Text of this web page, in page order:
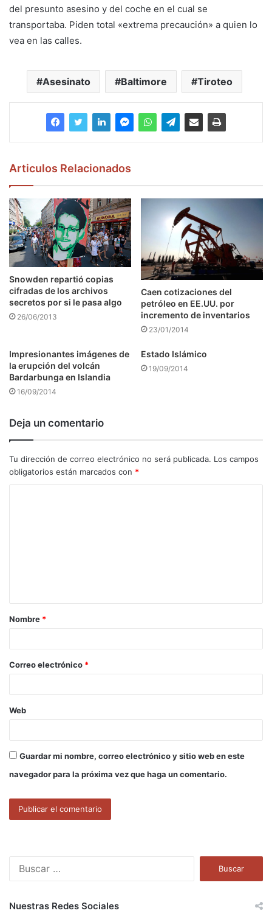
del presunto asesino y del coche en el cual se
transportaba. Piden total «extrema precaución» a quien lo
vea en las calles.
Asesinato Baltimore Tiroteo
Articulos Relacionados
Snowden repartió copias
cifradas de los archivos
secretos por si le pasa algo
26/06/2013
Caen cotizaciones del
petróleo en EE.UU. por
incremento de inventarios
23/01/2014
Impresionantes imágenes de
la erupción del volcán
Bardarbunga en Islandia
16/09/2014
Estado Islámico
19/09/2014
Deja un comentario
Tu dirección de correo electrónico no será publicada. Los campos
obligatorios están marcados con *
a
r
*
Nombre *
Correo electrónico *
Web
Guardar mi nombre, correo electrónico y sitio web en este
navegador para la próxima vez que haga un comentario.
Nuestras Redes Sociales